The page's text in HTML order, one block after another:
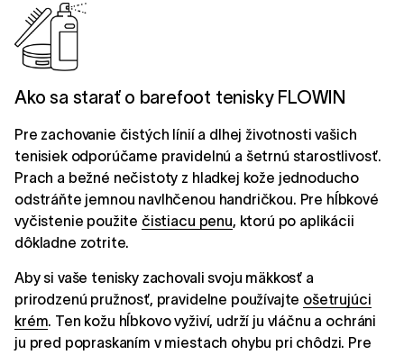
Ako sa starať o barefoot tenisky FLOWIN
Pre zachovanie čistých línií a dlhej životnosti vašich
tenisiek odporúčame pravidelnú a šetrnú starostlivosť.
Prach a bežné nečistoty z hladkej kože jednoducho
odstráňte jemnou navlhčenou handričkou. Pre hĺbkové
vyčistenie použite čistiacu penu, ktorú po aplikácii
dôkladne zotrite.
Aby si vaše tenisky zachovali svoju mäkkosť a
prirodzenú pružnosť, pravidelne používajte ošetrujúci
krém. Ten kožu hĺbkovo vyživí, udrží ju vláčnu a ochráni
ju pred popraskaním v miestach ohybu pri chôdzi. Pre